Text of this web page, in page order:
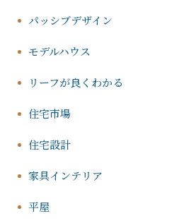
パッシブデザイン
モデルハウス
リーフが良くわかる
住宅市場
住宅設計
家具インテリア
平屋